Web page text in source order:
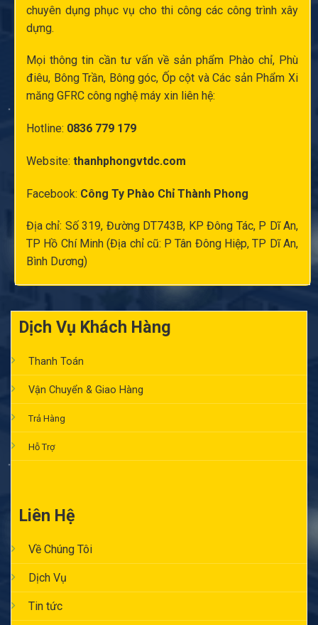
chuyên dụng phục vụ cho thi công các công trình xây
dựng.
Mọi thông tin cần tư vấn về sản phẩm Phào chỉ, Phù
điêu, Bông Trần, Bông góc, Ốp cột và Các sản Phẩm Xi
măng GFRC công nghệ máy xin liên hệ:
Hotline: 0836 779 179
Website: thanhphongvtdc.com
Facebook: Công Ty Phào Chỉ Thành Phong
Địa chỉ: Số 319, Đường DT743B, KP Đông Tác, P Dĩ An,
TP Hồ Chí Minh (Địa chỉ cũ: P Tân Đông Hiệp, TP Dĩ An,
Bình Dương)
Dịch Vụ Khách Hàng
Thanh Toán
Vận Chuyển & Giao Hàng
Trả Hàng
Hỗ Trợ
Liên Hệ
Về Chúng Tôi
Dịch Vụ
Tin tức